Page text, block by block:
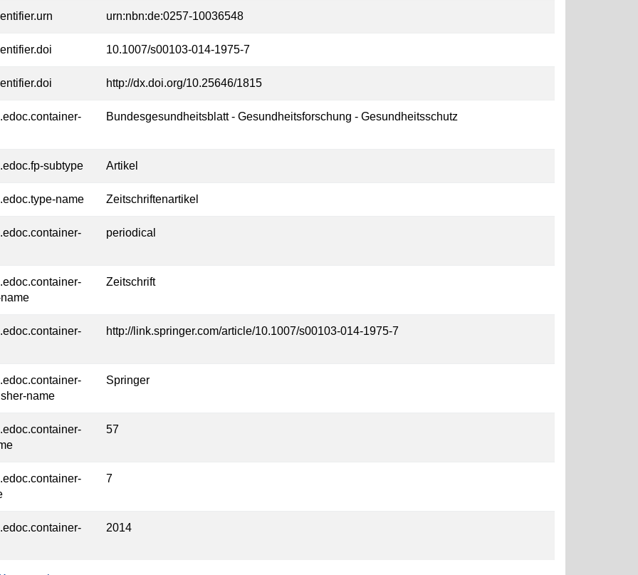
urn:nbn:de:0257-10036548
10.1007/s00103-014-1975-7
http://dx.doi.org/10.25646/1815
Bundesgesundheitsblatt - Gesundheitsforschung - Gesundheitsschutz
subtype Artikel
name Zeitschriftenartikel
periodical
Zeitschrift
http://link.springer.com/article/10.1007/s00103-014-1975-7
name
Springer
57
7
2014